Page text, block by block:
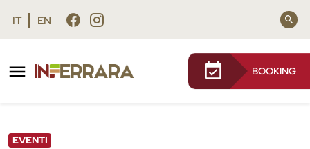
Vai al contenuto principale
Vai al footer
IT EN
BOOKING
Maggio 2026 alla Biblioteca Aldo Luppi di
EVENTI